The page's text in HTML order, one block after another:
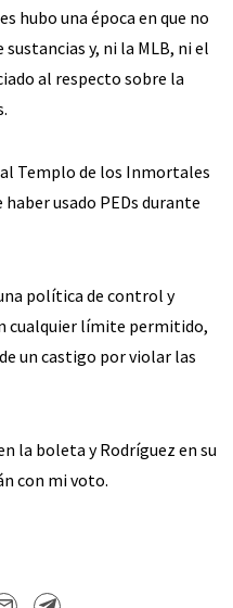
hubo una época en que no
y, ni la MLB, ni el
al respecto sobre la
Templo de los Inmortales
usado PEDs durante
política de control y
cualquier límite permitido,
un castigo por violar las
la boleta y Rodríguez en su
con mi voto.